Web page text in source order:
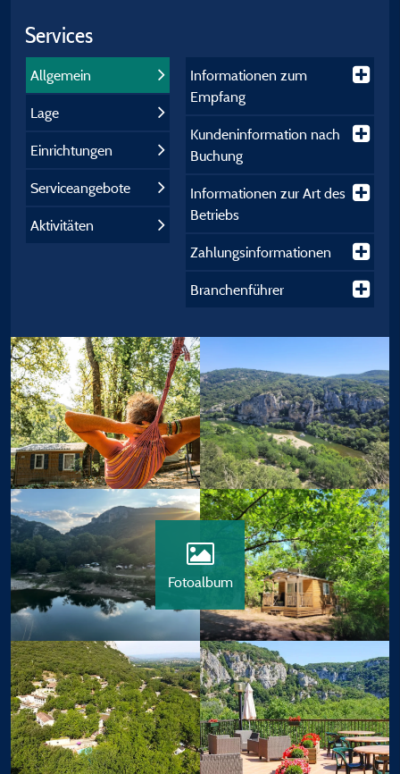
Services
Allgemein
Lage
Einrichtungen
Serviceangebote
Aktivitäten
Informationen zum
Empfang
Kundeninformation nach
Buchung
Informationen zur Art des
Betriebs
Zahlungsinformationen
Branchenführer
Fotoalbum